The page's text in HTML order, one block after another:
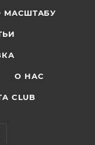
МАСШТАБУ
О НАС
CLUB